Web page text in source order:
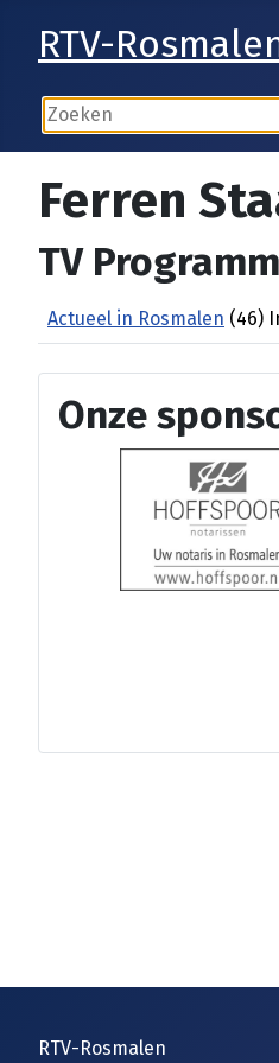
RTV-
Ferren
TV
Actueel in Rosmalen (46)
Onze
RTV-Rosmalen